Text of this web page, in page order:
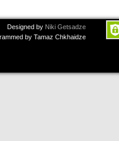
Designed by Niki Getsadze
by Tamaz Chkhaidze